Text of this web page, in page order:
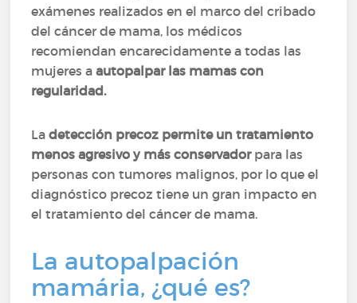
exámenes realizados en el marco del cribado
del cáncer de mama, los médicos
recomiendan encarecidamente a todas las
mujeres aautopalpar las mamas con
regularidad.
Ladetección precoz permite un tratamiento
menos agresivo y más conservadorpara las
personas con tumores malignos, por lo que el
diagnóstico precoz tiene un gran impacto en
el tratamiento del cáncer de mama.
La autopalpación
mamária, ¿qué es?